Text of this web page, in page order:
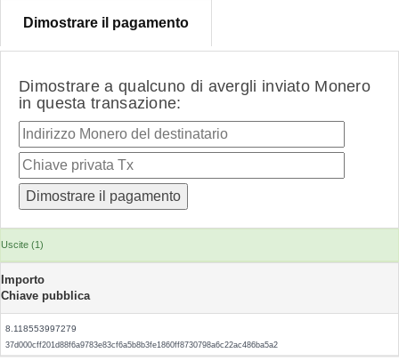
Dimostrare il pagamento
Dimostrare a qualcuno di avergli inviato Monero
in questa transazione:
Uscite (1)
Importo
Chiave pubblica
8.118553997279
37d000cff201d88f6a9783e83cf6a5b8b3fe1860ff8730798a6c22ac486ba5a2